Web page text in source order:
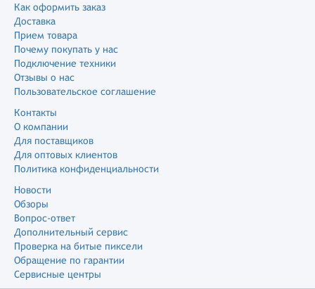
Как оформить заказ
Доставка
Прием товара
Почему покупать у нас
Подключение техники
Отзывы о нас
Пользовательское соглашение
Контакты
О компании
Для поставщиков
Для оптовых клиентов
Политика конфиденциальности
Новости
Обзоры
Вопрос-ответ
Дополнительный сервис
Проверка на битые пиксели
Обращение по гарантии
Сервисные центры